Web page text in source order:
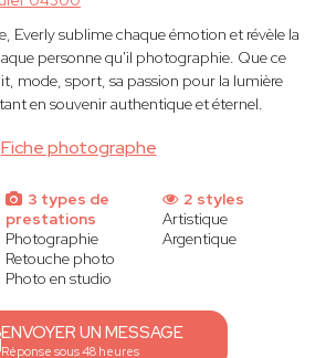
Fiche photographe
Everly sublime chaque émotion et révèle la
personne qu'il photographie. Que ce
mode, sport, sa passion pour la lumière
en souvenir authentique et éternel.
3 types de
prestations
Photographie
Retouche photo
Photo en studio
2 styles
Artistique
Argentique
ENVOYER UN MESSAGE
Réponse sous 48 heures